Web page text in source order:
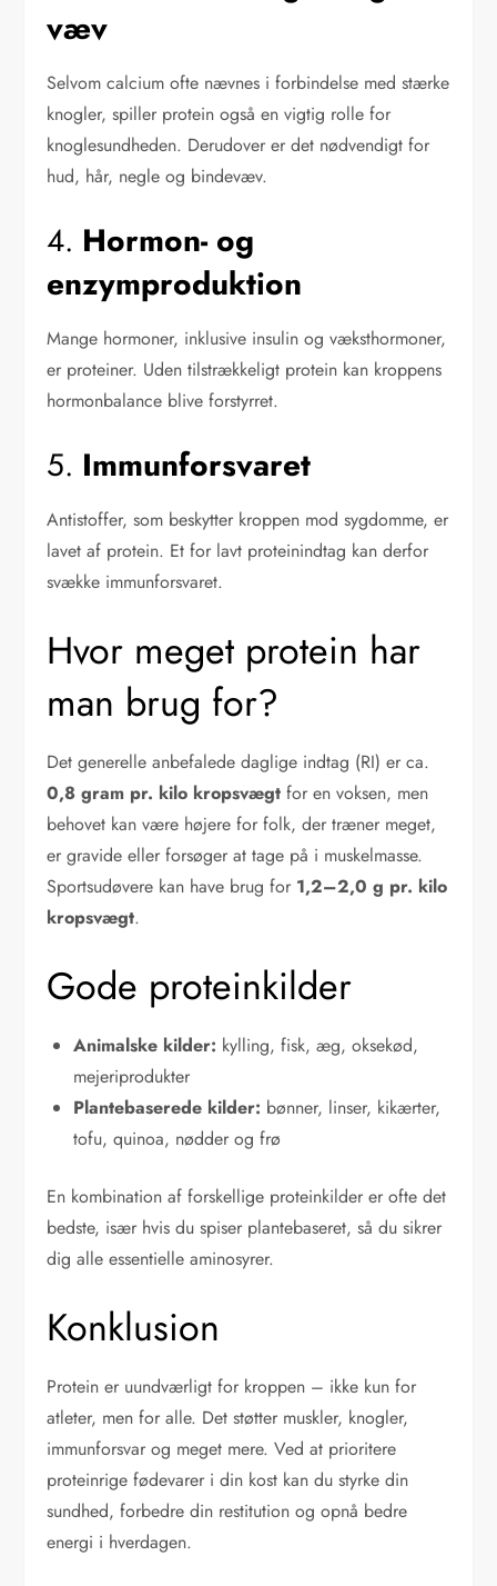
væv
Selvom calcium ofte nævnes i forbindelse med stærke
knogler, spiller protein også en vigtig rolle for
knoglesundheden. Derudover er det nødvendigt for
hud, hår, negle og bindevæv.
4. Hormon- og
enzymproduktion
Mange hormoner, inklusive insulin og væksthormoner,
er proteiner. Uden tilstrækkeligt protein kan kroppens
hormonbalance blive forstyrret.
5. Immunforsvaret
Antistoffer, som beskytter kroppen mod sygdomme, er
lavet af protein. Et for lavt proteinindtag kan derfor
svække immunforsvaret.
Hvor meget protein har
man brug for?
Det generelle anbefalede daglige indtag (RI) er ca.
0,8 gram pr. kilo kropsvægt for en voksen, men
behovet kan være højere for folk, der træner meget,
er gravide eller forsøger at tage på i muskelmasse.
Sportsudøvere kan have brug for 1,2–2,0 g pr. kilo
kropsvægt.
Gode proteinkilder
Animalske kilder: kylling, fisk, æg, oksekød,
mejeriprodukter
Plantebaserede kilder: bønner, linser, kikærter,
tofu, quinoa, nødder og frø
En kombination af forskellige proteinkilder er ofte det
bedste, især hvis du spiser plantebaseret, så du sikrer
dig alle essentielle aminosyrer.
Konklusion
Protein er uundværligt for kroppen – ikke kun for
atleter, men for alle. Det støtter muskler, knogler,
immunforsvar og meget mere. Ved at prioritere
proteinrige fødevarer i din kost kan du styrke din
sundhed, forbedre din restitution og opnå bedre
energi i hverdagen.